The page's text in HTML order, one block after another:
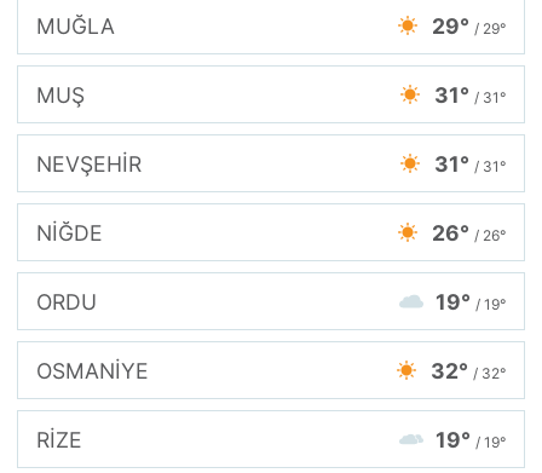
MUĞLA 29° / 29°
MUŞ 31° / 31°
NEVŞEHİR 31° / 31°
NİĞDE 26° / 26°
ORDU 19° / 19°
OSMANİYE 32° / 32°
RİZE 19° / 19°